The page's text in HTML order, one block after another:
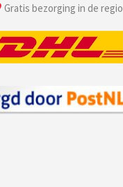
Gratis bezorging in de regio